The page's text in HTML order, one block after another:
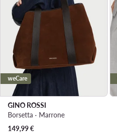
weCare
GINO ROSSI
Borsetta · Marrone
149,99€